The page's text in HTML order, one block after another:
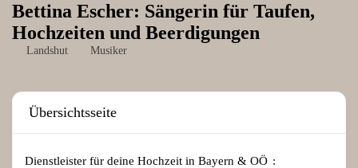
Bettina Escher: Sängerin für Taufen,
Hochzeiten und Beerdigungen
Landshut Musiker
Übersichtsseite
Dienstleister für deine Hochzeit in Bayern & OÖ